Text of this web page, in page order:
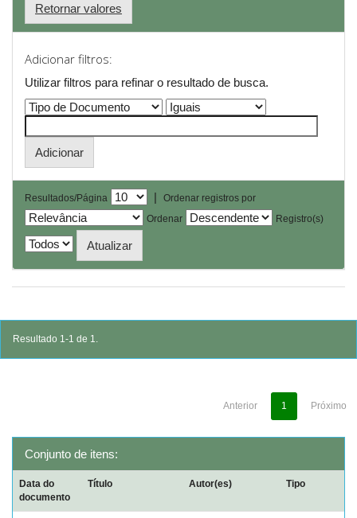
Retornar valores
Adicionar filtros:
Utilizar filtros para refinar o resultado de busca.
Resultados/Página |
Ordenar registros por
Ordenar
Registro(s)
Resultado 1-1 de 1.
Anterior 1 Próximo
Conjunto de itens:
Data do
documento
Título Autor(es) Tipo